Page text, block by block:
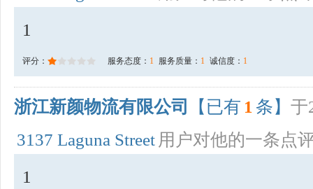
1
评分： 服务态度： 1 服务质量： 1 诚信度： 1
浙江新颜物流有限公司 【已有 1 条】 于
3137 Laguna Street 用户对他的一条点
1